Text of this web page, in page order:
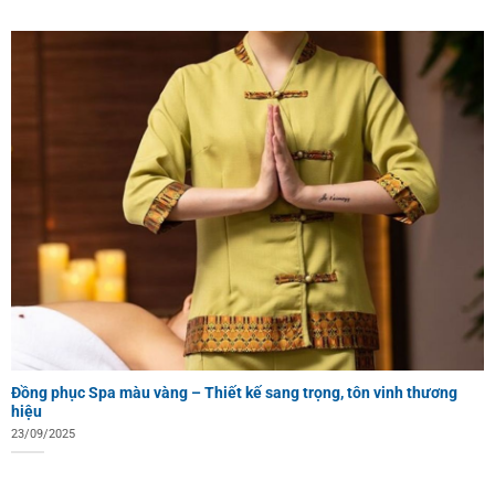
Đồng phục Spa màu vàng – Thiết kế sang trọng, tôn vinh thương
hiệu
23/09/2025